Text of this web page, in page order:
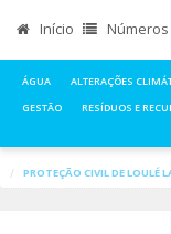
Início
ÁGUA ALTERAÇÕES
GESTÃO
RESÍDUOS E
PROTEÇÃO CIVIL DE LOULÉ